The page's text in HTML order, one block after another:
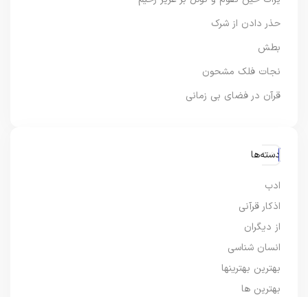
حذر دادن از شرک
بطش
نجات فلک مشحون
قرآن در فضای بی زمانی
دسته‌ها
ادب
اذکار قرآنی
از دیگران
انسان شناسی
بهترین بهترینها
بهترین ها